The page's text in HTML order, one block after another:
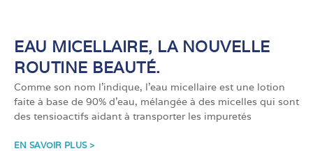
EAU MICELLAIRE, LA NOUVELLE
ROUTINE BEAUTÉ.
Comme son nom l’indique, l’eau micellaire est une lotion
faite à base de 90% d’eau, mélangée à des micelles qui sont
des tensioactifs aidant à transporter les impuretés
EN SAVOIR PLUS >